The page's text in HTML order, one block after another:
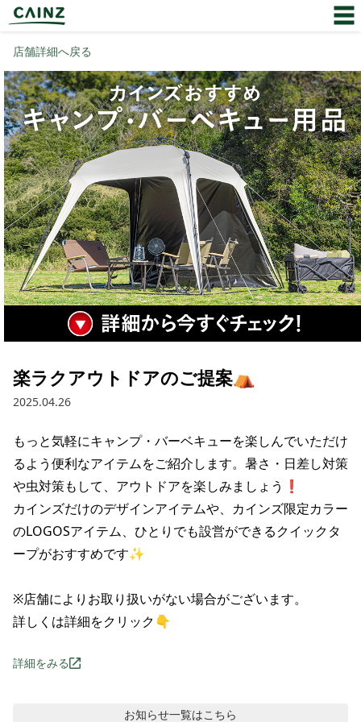
店舗詳細へ戻る
楽ラクアウトドアのご提案⛺
2025.04.26
もっと気軽にキャンプ・バーベキューを楽しんでいただけ
るよう便利なアイテムをご紹介します。暑さ・日差し対策
や虫対策もして、アウトドアを楽しみましょう❗
カインズだけのデザインアイテムや、カインズ限定カラー
のLOGOSアイテム、ひとりでも設営ができるクイックタ
ープがおすすめです✨
※店舗によりお取り扱いがない場合がございます。
詳しくは詳細をクリック👇
詳細をみる
お知らせ一覧はこちら